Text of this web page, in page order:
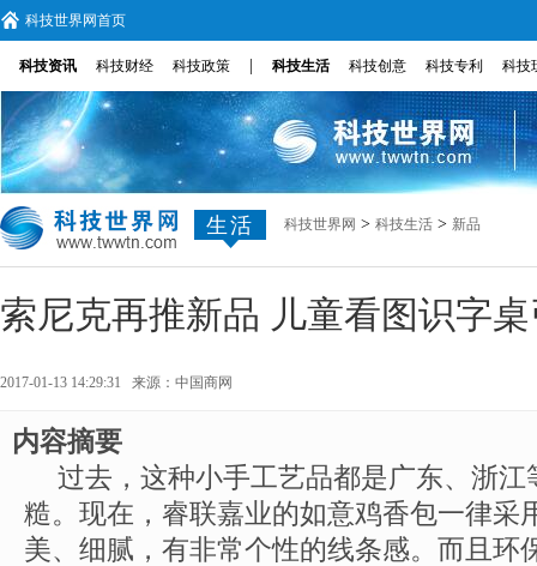
科技世界网首页
科技资讯 科技财经 科技政策 科技生活 科技创意 科技专利 科技
生活 科技世界网 > 科技生活 > 新品
索尼克再推新品 儿童看图识字
2017-01-13 14:29:31 来源： 中国商网
内容摘要
过去，这种小手工艺品都是广东、浙江
糙。现在，睿联嘉业的如意鸡香包一律采
美、细腻，有非常个性的线条感。而且环